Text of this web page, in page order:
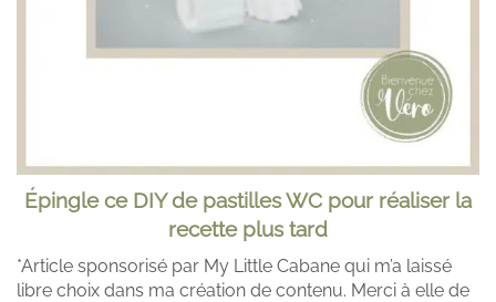
Épinglece DIY de pastilles WC pour réaliser la
recette plus tard
*Article sponsorisé par My Little Cabane qui m’a laissé
libre choix dans ma création de contenu. Merci à elle de